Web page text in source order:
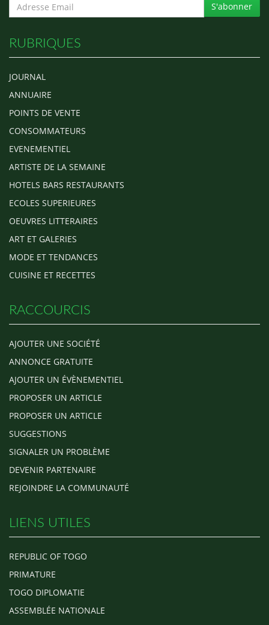
S'abonner
RUBRIQUES
JOURNAL
ANNUAIRE
POINTS DE VENTE
CONSOMMATEURS
EVENEMENTIEL
ARTISTE DE LA SEMAINE
HOTELS BARS RESTAURANTS
ECOLES SUPERIEURES
OEUVRES LITTERAIRES
ART ET GALERIES
MODE ET TENDANCES
CUISINE ET RECETTES
RACCOURCIS
AJOUTER UNE SOCIÉTÉ
ANNONCE GRATUITE
AJOUTER UN ÉVÈNEMENTIEL
PROPOSER UN ARTICLE
PROPOSER UN ARTICLE
SUGGESTIONS
SIGNALER UN PROBLÈME
DEVENIR PARTENAIRE
REJOINDRE LA COMMUNAUTÉ
LIENS UTILES
REPUBLIC OF TOGO
PRIMATURE
TOGO DIPLOMATIE
ASSEMBLÉE NATIONALE